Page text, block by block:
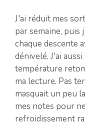
J'ai réduit mes
par semaine,
chaque descente
dénivelé. J'ai
température
ma lecture. Pas
masquait un peu
mes notes pour
refroidissement